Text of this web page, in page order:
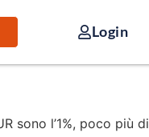
Login
sono l’1%, poco più di